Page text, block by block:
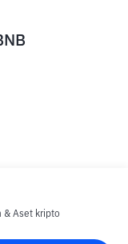
& Aset kripto